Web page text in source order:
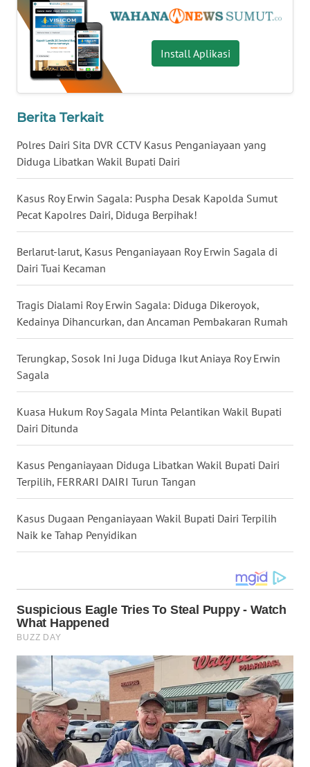
Install Aplikasi
Berita Terkait
Polres Dairi Sita DVR CCTV Kasus Penganiayaan yang
Diduga Libatkan Wakil Bupati Dairi
Kasus Roy Erwin Sagala: Puspha Desak Kapolda Sumut
Pecat Kapolres Dairi, Diduga Berpihak!
Berlarut-larut, Kasus Penganiayaan Roy Erwin Sagala di
Dairi Tuai Kecaman
Tragis Dialami Roy Erwin Sagala: Diduga Dikeroyok,
Kedainya Dihancurkan, dan Ancaman Pembakaran Rumah
Terungkap, Sosok Ini Juga Diduga Ikut Aniaya Roy Erwin
Sagala
Kuasa Hukum Roy Sagala Minta Pelantikan Wakil Bupati
Dairi Ditunda
Kasus Penganiayaan Diduga Libatkan Wakil Bupati Dairi
Terpilih, FERRARI DAIRI Turun Tangan
Kasus Dugaan Penganiayaan Wakil Bupati Dairi Terpilih
Naik ke Tahap Penyidikan
WN
NIAS
WN
LANGKAT
WN
SELATAN
WN
TANJUNG
LESUNG
WN
SIMALUNGUN
LABUHANBATU
TAPANULI
TENGAH
WN DELI
SERDANG
WN
TEBING
WN
WN
BEKASI
WN
BOGOR